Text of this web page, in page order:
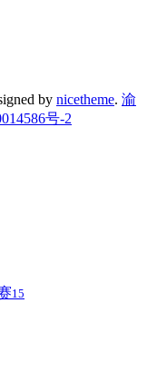
by nicetheme. 渝
号-2
15